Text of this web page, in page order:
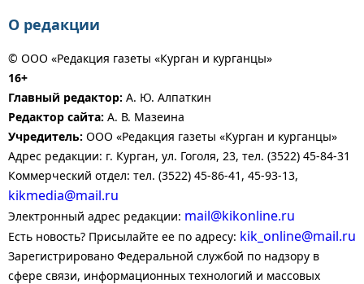
О редакции
© ООО «Редакция газеты «Курган и курганцы»
16+
Главный редактор: А. Ю. Алпаткин
Редактор сайта: А. В. Мазеина
Учредитель: ООО «Редакция газеты «Курган и курганцы»
Адрес редакции: г. Курган, ул. Гоголя, 23, тел. (3522) 45-84-31
Коммерческий отдел: тел. (3522) 45-86-41, 45-93-13,
kikmedia@mail.ru
Электронный адрес редакции: mail@kikonline.ru
Есть новость? Присылайте ее по адресу: kik_online@mail.ru
Зарегистрировано Федеральной службой по надзору в
сфере связи, информационных технологий и массовых